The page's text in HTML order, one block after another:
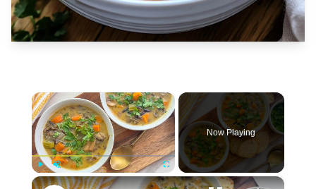
×
Play Unmute Fullscreen
Now Playing
×